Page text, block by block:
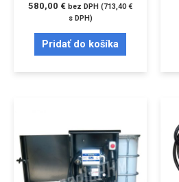
580,00 € bez DPH (713,40€
s DPH)
Pridať do košíka